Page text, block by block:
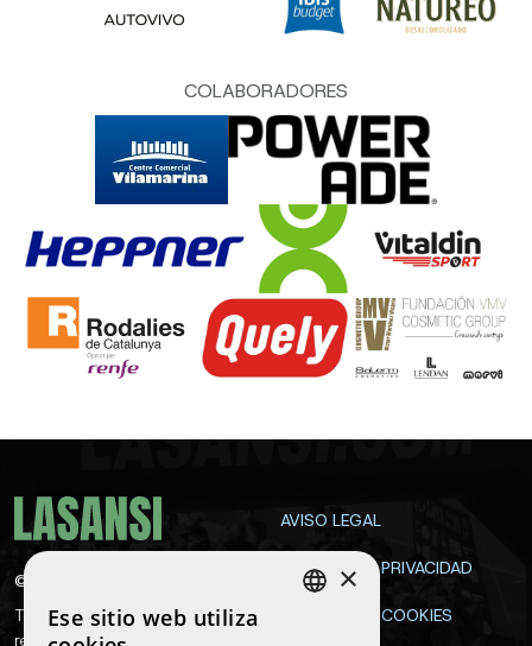
COLABORADORES
©
Todos los derechos
reservados
AVISO LEGAL
POLÍTICA DE PRIVACIDAD
POLÍTICA DE COOKIES
×
Ese sitio web utiliza